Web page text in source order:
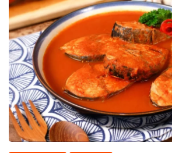
CELEBRITHINK CULINARY